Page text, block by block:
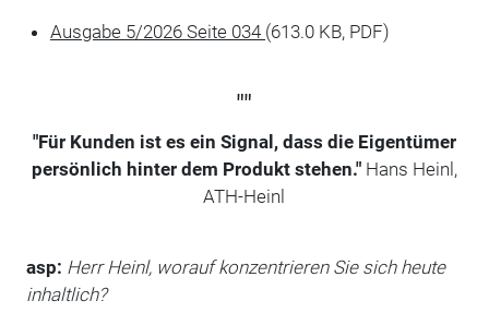
Ausgabe 5/2026 Seite 034 (613.0 KB, PDF)
""
"Für Kunden ist es ein Signal, dass die Eigentümer
persönlich hinter dem Produkt stehen."Hans Heinl,
ATH-Heinl
asp: Herr Heinl, worauf konzentrieren Sie sich heute
inhaltlich?